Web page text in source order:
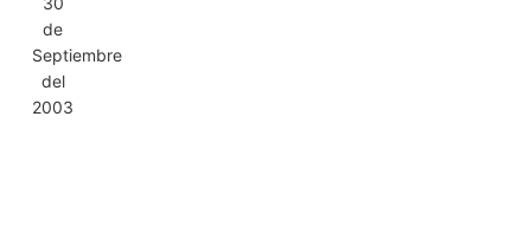
de
Septiembre
del
2003